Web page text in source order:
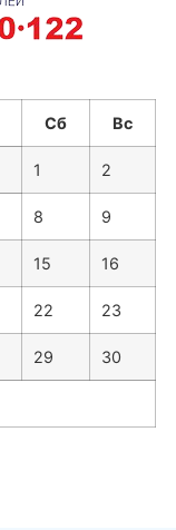
Сб Вс
1 2
8 9
15 16
22 23
29 30